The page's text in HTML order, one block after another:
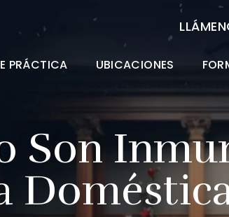
PRÁCTICA UBICACIONES
Son